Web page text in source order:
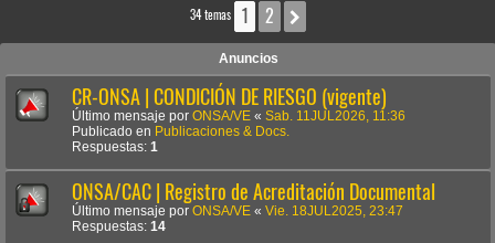
34 temas 1 2
Anuncios
CR-ONSA | CONDICIÓN DE RIESGO (vigente)
Último mensaje por ONSA/VE « Sab. 11JUL2026, 11:36
Publicado en Publicaciones & Docs.
Respuestas: 1
ONSA/CAC | Registro de Acreditación Documental
Último mensaje por ONSA/VE « Vie. 18JUL2025, 23:47
Respuestas: 14